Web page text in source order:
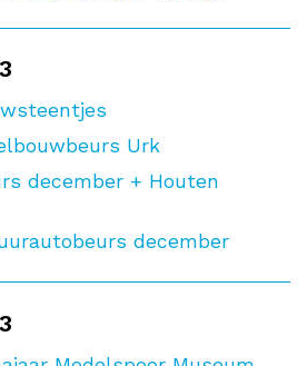
Urk
december + Houten
december